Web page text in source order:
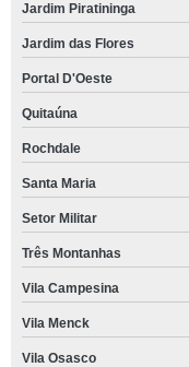
Jardim Piratininga
Jardim das Flores
Portal D'Oeste
Quitaúna
Rochdale
Santa Maria
Setor Militar
Três Montanhas
Vila Campesina
Vila Menck
Vila Osasco